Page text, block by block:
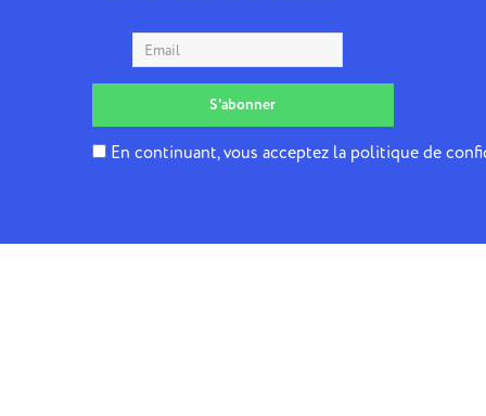
En continuant, vous acceptez la politique de